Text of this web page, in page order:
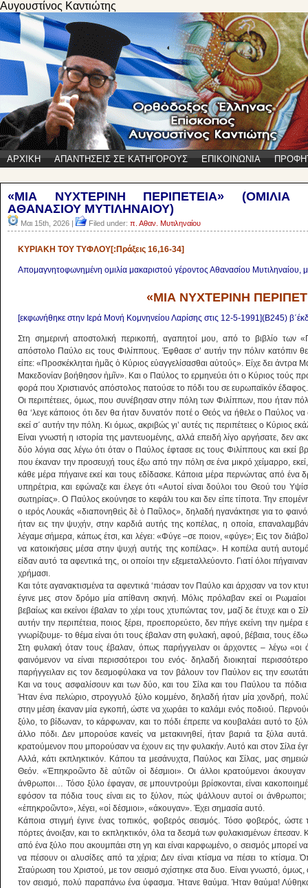
Αυγουστίνος Καντιώτης
ΑΡΧΙΚΗ ΑΠΑΝΤΗΣΕΙΣ ΣΕ ΚΑΤΗΓΟΡΟΥΣ ΕΠΙΚΟΙΝΩΝΙΑ
«ΜΙΑ ΝΥΧΤΕΡΙΝΗ ΠΕΡΙΠΕΤΕΙΑ» (ΟΜΙΛΙΑ
ΑΘΑΝΑΣΙΟΥ ΜΥΤΙΛΗΝΑΙΟΥ)
Μαι 15th, 2026 | Filed under: π. Αθαν. Μυτιληναίου
ΚΥΡΙΑΚΗ ΤΟΥ ΤΥΦΛΟΥ[:Πράξεις 16,16-34]
Απομαγνητοφωνημένη ομιλία μακαριστού γέροντος Αθανασίου Μυτιληναίου,
«ΜΙΑ ΝΥΧΤΕΡΙΝΗ
[εκφωνήθηκε στην Ιερά Μονή Κομνηνείου Λαρίσης στις 12-5-1991](Β245)
Στη σημερινή αποστολική περικοπή, αγαπητοί μου, από το βιβλίο των
απόστολο Παύλο εις τους Φιλίππους. Έφθασε σ’ αυτήν την πόλιν κατόπιν
είπε: «Προσκέκληται ἡμᾶς ὁ Κύριος εὐαγγελίσασθαι αὐτούς». Είχε δει άντρα
Μακεδονίαν βοήθησον ἡμῖν». Και ο Παύλος το ερμηνεύει ότι ο Κύριος τούς
φορά που Χριστιανός απόστολος πατούσε το πόδι του σε ευρωπαϊκόν έδαφος.
Οι περιπέτειες, όμως, που συνέβησαν στην πόλη των Φιλίππων, που ήταν
θα ‘λεγε κάποιος ότι δεν θα ήταν δυνατόν ποτέ ο Θεός να ήθελε ο Παύλος να
εκεί σ΄ αυτήν την πόλη. Κι όμως, ακριβώς γι’ αυτές τις περιπέτειες ο Κύριος
Είναι γνωστή η ιστορία της μαντευομένης, αλλά επειδή λίγο αργήσατε, δεν
δύο λόγια σας λέγω ότι όταν ο Παύλος έφτασε εις τους Φιλίππους και εκεί
που έκαναν την προσευχή τους έξω από την πόλη σε ένα μικρό χείμαρρο,
κάθε μέρα πήγαινε εκεί και τους εδίδασκε. Κάποια μέρα περνώντας από ένα
υπηρέτρια, και εφώναζε και έλεγε ότι «Αυτοί είναι δούλοι του Θεού του
σωτηρίας». Ο Παύλος εκούνησε το κεφάλι του και δεν είπε τίποτα. Την επομένη
ο ιερός Λουκάς «διαπονηθεὶς δὲ ὁ Παῦλος», δηλαδή ηγανάκτησε για το
ήταν εις την ψυχήν, στην καρδιά αυτής της κοπέλας, η οποία,
λέγαμε σήμερα, κάπως έτσι, και λέγει: «Φύγε –σε ποιον, «φύγε»; Εις τον
να κατοικήσεις μέσα στην ψυχή αυτής της κοπέλας». Η κοπέλα αυτή
είδαν αυτό τα αφεντικά της, οι οποίοι την εξεμεταλλεύοντο. Γιατί όλοι
χρήμασι.
Και τότε αγανακτισμένα τα αφεντικά ‘πιάσαν τον Παύλο και άρχισαν να τον
έγινε μες στον δρόμο μία απίθανη σκηνή. Μόλις πρόλαβαν εκεί οι
βεβαίως και εκείνοι έβαλαν το χέρι τους χτυπώντας τον, μαζί δε έτυχε και ο
αυτήν την περιπέτεια, ποιος ξέρει, προεπορεύετο, δεν πήγε εκείνη την
γνωρίζουμε- το θέμα είναι ότι τους έβαλαν στη φυλακή, αφού, βέβαια, τους
Στη φυλακή όταν τους έβαλαν, όπως παρήγγειλαν οι άρχοντες – λέγω «οι
φαινόμενον να είναι περισσότεροι του ενός· δηλαδή διοικηταί
παρήγγειλαν εις τον δεσμοφύλακα να τον βάλουν τον Παύλον εις την
Και να τους ασφαλίσουν και των δύο, και του Σίλα και του Παύλου τα
Ήταν ένα πελώριο, στρογγυλό ξύλο κομμένο, δηλαδή ήταν μία χονδρή,
στην μέση έκαναν μία εγκοπή, ώστε να χωράει το καλάμι ενός ποδιού.
ξύλο, το βίδωναν, το κάρφωναν, και το πόδι έπρεπε να κουβαλάει αυτό το
άλλο πόδι. Δεν μπορούσε κανείς να μετακινηθεί, ήταν βαριά τα ξύλα
κρατούμενον που μπορούσαν να έχουν εις την φυλακήν. Αυτό και στον Σίλα
Αλλά, κάτι εκπληκτικόν. Κάπου τα μεσάνυχτα, Παύλος και Σίλας, μας
Θεόν. «Ἐπηκροῶντο δὲ αὐτῶν οἱ δέσμιοι». Οι άλλοι κρατούμενοι
άνθρωποι… Τόσο ξύλο έφαγαν, σε μπουντρούμι βρίσκονται, είναι
εφόσον τα πόδια τους είναι εις το ξύλον, πώς ψάλλουν αυτοί οι
«ἐπηκροῶντο», λέγει, «οἱ δέσμιοι», «άκουγαν». Έχει σημασία αυτό.
Κάποια στιγμή έγινε ένας τοπικός, φοβερός σεισμός. Τόσο φοβερός,
πόρτες άνοιξαν, και το εκπληκτικόν, όλα τα δεσμά των φυλακισμένων έπεσαν.
από ένα ξύλο που ακουμπάει στη γη και είναι καρφωμένο, ο σεισμός μπορεί
να πέσουν οι αλυσίδες από τα χέρια; Δεν είναι κτίσμα να πέσει το
Σταύρωση του Χριστού, με τον σεισμό σχίστηκε στα δυο. Είναι γνωστό, όμως,
τον σεισμό, πολύ παραπάνω ένα ύφασμα. Ήτανε θαύμα. Ήταν θαύμα!